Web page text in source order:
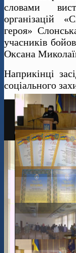
словами
організацій
героя»
учасників
Оксана
Наприкінці
соціального